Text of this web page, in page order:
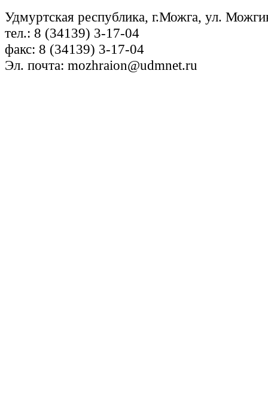
Удмуртская республика, г.Можга, ул.
тел.: 8 (34139) 3-17-04
факс: 8 (34139) 3-17-04
Эл. почта: mozhraion@udmnet.ru